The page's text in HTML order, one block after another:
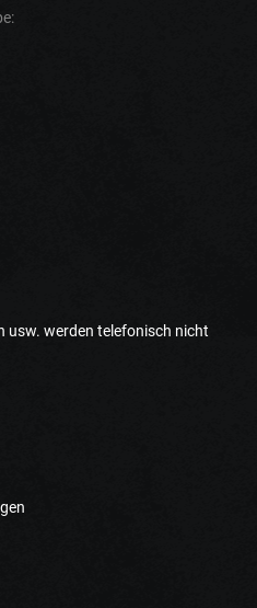
usw. werden telefonisch nicht